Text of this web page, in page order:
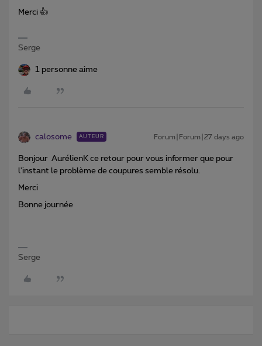
Merci 👍
Serge
1 personne aime
calosome AUTEUR Forum|Forum|27 days ago
Bonjour AurélienK ce retour pour vous informer que pour
l'instant le problème de coupures semble résolu.
Merci
Bonne journée
Serge